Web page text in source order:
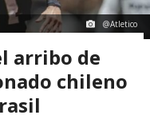
@Atletico
arribo de
chileno